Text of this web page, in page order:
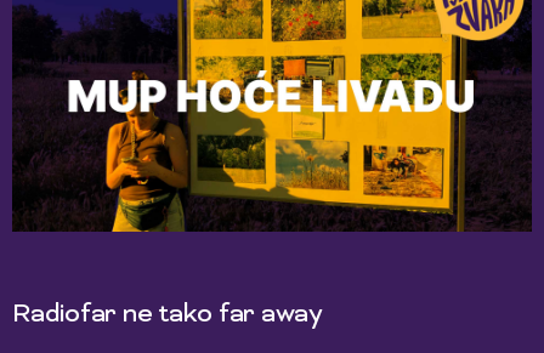
Radiofar ne tako far away